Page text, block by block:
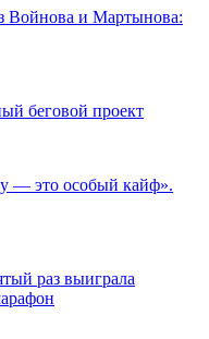
Войнова и Мартынова:
беговой проект
— это особый кайф».
раз выиграла